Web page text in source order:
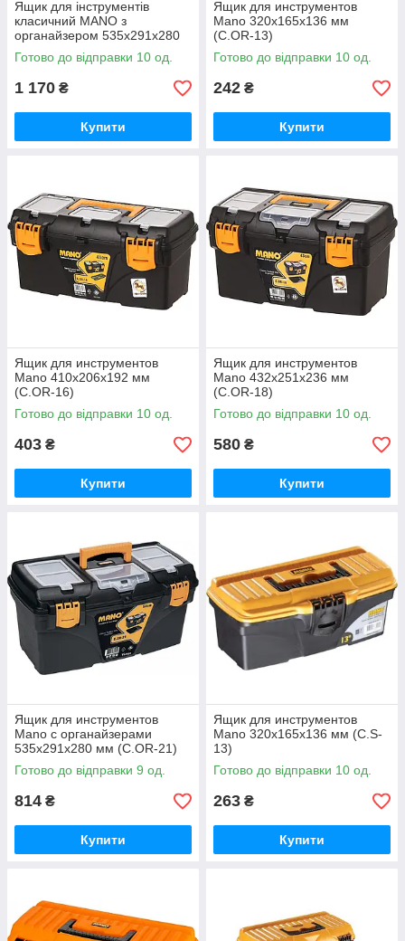
Ящик для інструментів
класичний MANO з
органайзером 535x291x280
мм (C.O-21)
Готово до відправки 10 од.
1 170 ₴
Купити
Ящик для инструментов
Mano 320x165x136 мм
(C.OR-13)
Готово до відправки 10 од.
242 ₴
Купити
Ящик для инструментов
Mano 410x206x192 мм
(C.OR-16)
Готово до відправки 10 од.
403 ₴
Купити
Ящик для инструментов
Mano 432x251x236 мм
(C.OR-18)
Готово до відправки 10 од.
580 ₴
Купити
Ящик для инструментов
Mano с органайзерами
535x291x280 мм (C.OR-21)
Готово до відправки 9 од.
814 ₴
Купити
Ящик для инструментов
Mano 320x165x136 мм (C.S-
13)
Готово до відправки 10 од.
263 ₴
Купити